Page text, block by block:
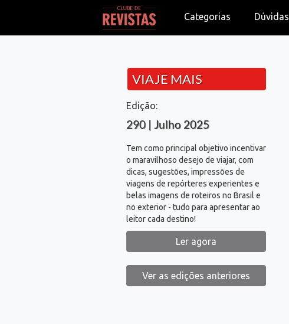
Categorias Dúvidas
VIAJE MAIS
Edição:
290 | Julho 2025
Tem como principal objetivo incentivar
o maravilhoso desejo de viajar, com
dicas, sugestões, impressões de
viagens de repórteres experientes e
belas imagens de roteiros no Brasil e
no exterior - tudo para apresentar ao
leitor cada destino!
Ler agora
Ver as edições anteriores